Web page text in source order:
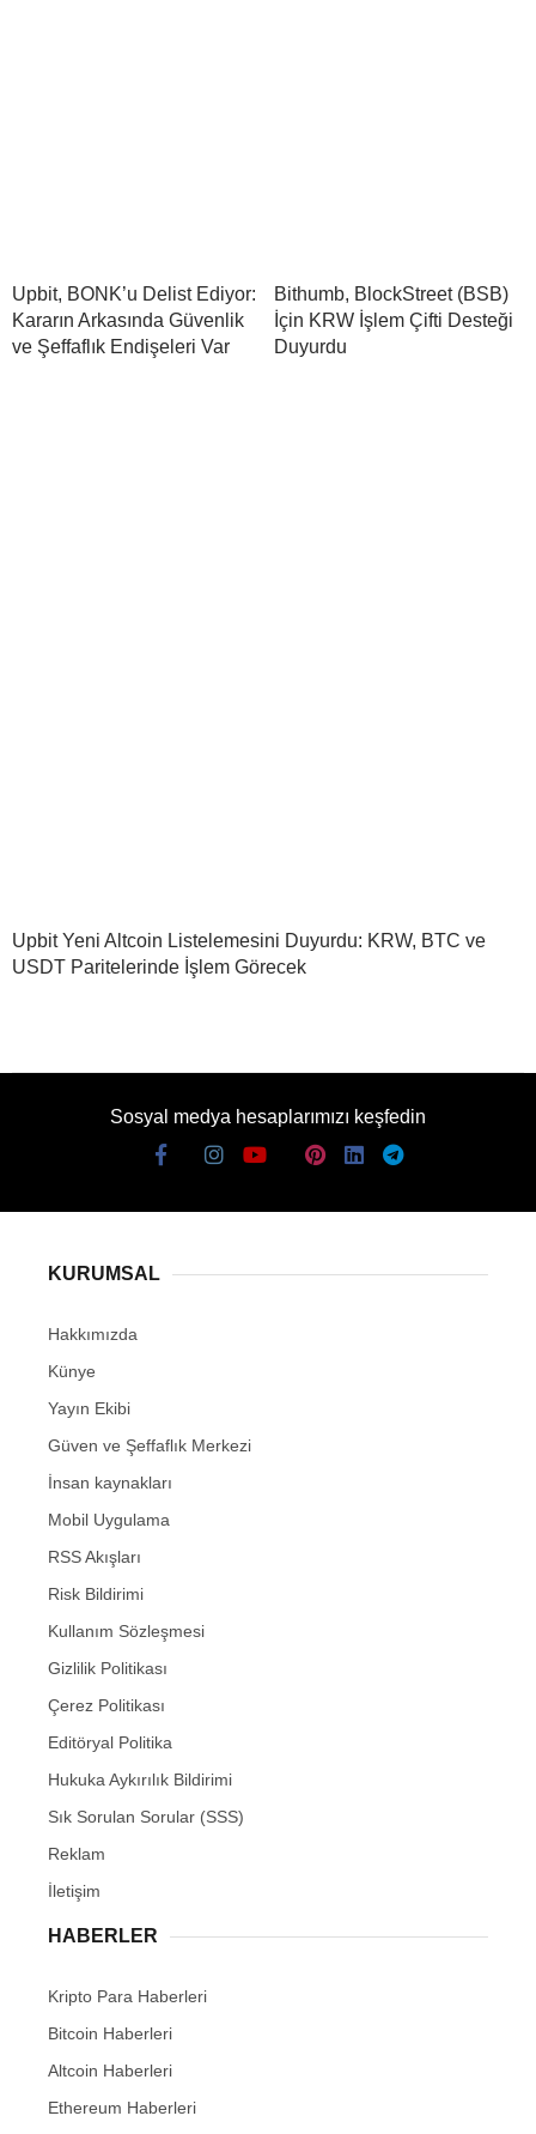
Upbit, BONK’u Delist Ediyor:
Kararın Arkasında Güvenlik
ve Şeffaflık Endişeleri Var
Bithumb, BlockStreet (BSB)
İçin KRW İşlem Çifti Desteği
Duyurdu
Upbit Yeni Altcoin Listelemesini Duyurdu: KRW, BTC ve
USDT Paritelerinde İşlem Görecek
Sosyal medya hesaplarımızı keşfedin
KURUMSAL
Hakkımızda
Künye
Yayın Ekibi
Güven ve Şeffaflık Merkezi
İnsan kaynakları
Mobil Uygulama
RSS Akışları
Risk Bildirimi
Kullanım Sözleşmesi
Gizlilik Politikası
Çerez Politikası
Editöryal Politika
Hukuka Aykırılık Bildirimi
Sık Sorulan Sorular (SSS)
Reklam
İletişim
HABERLER
Kripto Para Haberleri
Bitcoin Haberleri
Altcoin Haberleri
Ethereum Haberleri